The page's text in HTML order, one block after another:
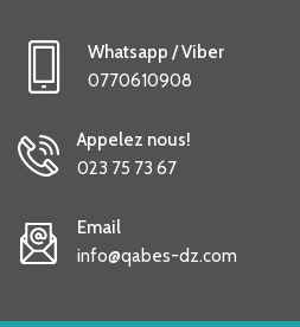
Whatsapp / Viber
0770610908
Appelez nous!
023 75 73 67
Email
info@qabes-dz.com